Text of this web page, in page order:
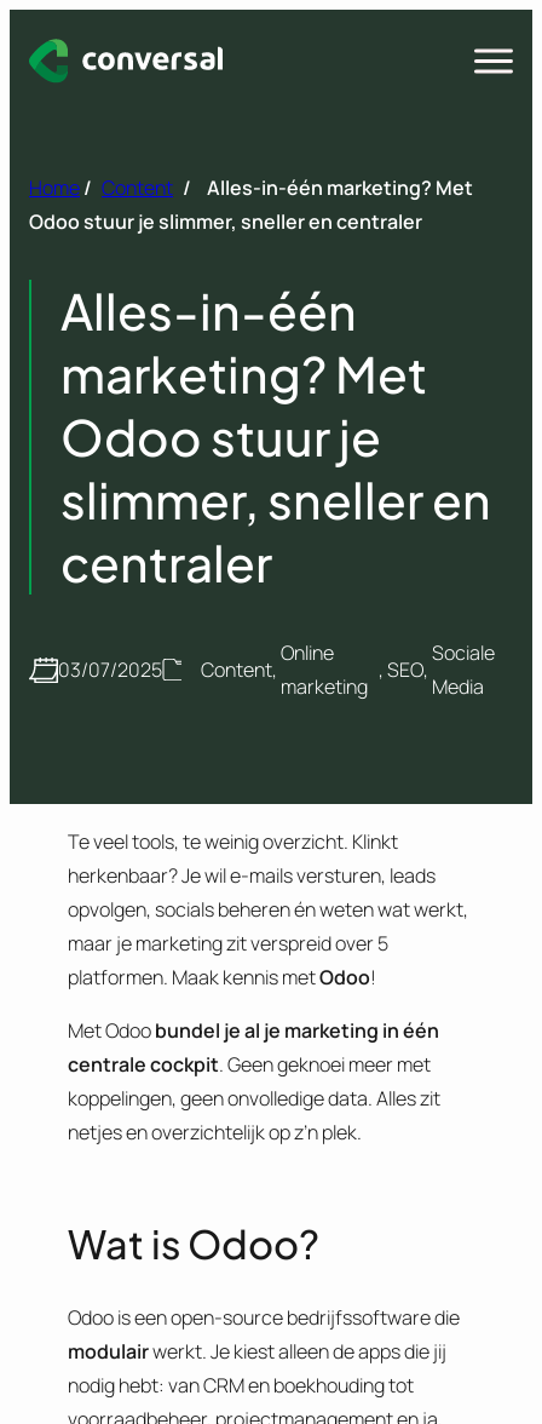
naar
Open
Home/ Content /
Alles-in-één marketing? Met
Odoo stuur je slimmer, sneller en centraler
Alles-in-één
marketing? Met
Odoo stuur je
slimmer, sneller en
centraler
03/07/2025 Content,
Online
marketing
, SEO,
Sociale
Media
Te veel tools, te weinig overzicht. Klinkt
herkenbaar? Je wil e-mails versturen, leads
opvolgen, socials beheren én weten wat werkt,
maar je marketing zit verspreid over 5
platformen. Maak kennis metOdoo!
Met Odoobundel je al je marketing in één
centrale cockpit. Geen geknoei meer met
koppelingen, geen onvolledige data. Alles zit
netjes en overzichtelijk op z’n plek.
Wat is Odoo?
Odoo is een open-source bedrijfssoftware die
modulairwerkt. Je kiest alleen de apps die jij
nodig hebt: van CRM en boekhouding tot